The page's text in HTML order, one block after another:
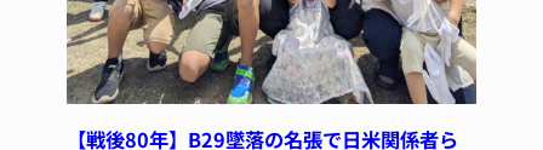
【戦後80年】B29墜落の名張で日米関係者ら